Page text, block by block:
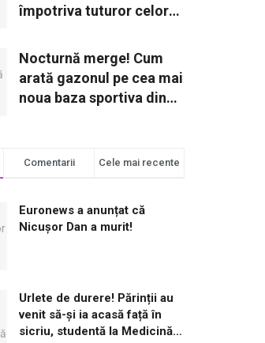
împotriva tuturor celor
Georgescu”
Nocturnă merge! Cum
arată gazonul pe cea mai
noua baza sportiva din
Comentarii Cele mai recente
Euronews a anunțat că
Nicușor Dan a murit!
Urlete de durere! Părinții au
venit să-și ia acasă față în
sicriu, studentă la Medicină,